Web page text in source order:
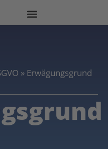
» Erwägungsgrund